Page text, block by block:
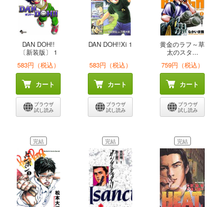
DAN DOH!!
〔新装版〕 1
583円（税込）
カート
ブラウザ
試し読み
DAN DOH!!Xi 1
583円（税込）
カート
ブラウザ
試し読み
黄金のラフ～草
太のスタ...
759円（税込）
カート
ブラウザ
試し読み
完結 完結 完結